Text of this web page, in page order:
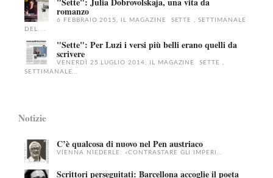
romanzo
6 FEBBRAIO 2015, IL MAGAZINE SETTE , SETTIMANALE
DEL ...
"Sette": Per Luzi i versi più belli erano quelli da
scrivere
VENERDÌ 25 LUGLIO 2014, IL MAGAZINE SETTE ,
SETTIMANALE...
Notizie
C’è qualcosa di nuovo nel Pen austriaco
VIENNA NIEDERLE: «CONTRASTARE GLI IMPERI...
Scrittori perseguitati: Barcellona accoglie il poeta